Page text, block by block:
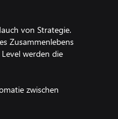
von Strategie.
Zusammenlebens
werden die
zwischen